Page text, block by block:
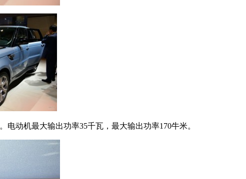
。电动机最大输出功率35千瓦，最大输出功率170牛米。